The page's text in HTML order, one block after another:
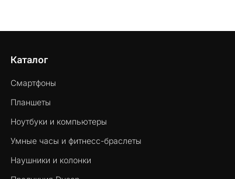
Каталог
Смартфоны
Планшеты
Ноутбуки и компьютеры
Умные часы и фитнесс-браслеты
Наушники и колонки